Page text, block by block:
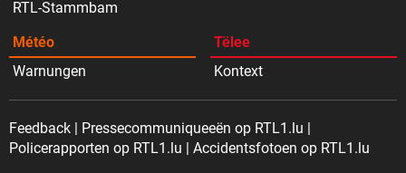
RTL-Stammbam
Météo
Warnungen
Tëlee
Kontext
Feedback
Pressecommuniqueeën op RTL1.lu
Policerapporten op RTL1.lu
Accidentsfotoen op RTL1.lu